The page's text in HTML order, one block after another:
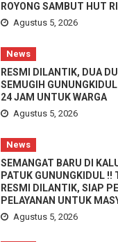
ROYONG SAMBUT HUT
Agustus 5, 2026
News
RESMI DILANTIK, DUA
SEMUGIH
24 JAM UNTUK WARGA
Agustus 5, 2026
News
SEMANGAT BARU DI
PATUK GUNUNGKIDUL !!
RESMI DILANTIK, SIAP
PELAYANAN UNTUK
Agustus 5, 2026